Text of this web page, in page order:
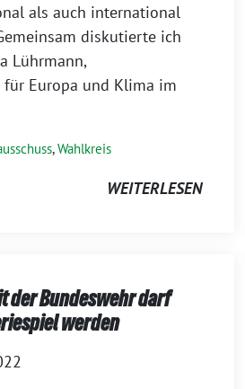
als auch international
diskutierte ich
Lührmann,
Europa und Klima im
,Wahlkreis
WEITERLESEN
der Bundeswehr darf
werden